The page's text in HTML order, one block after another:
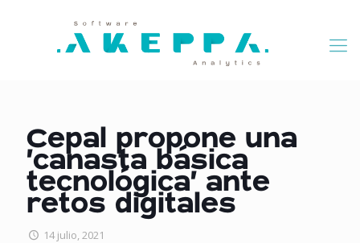
Cepal propone una
‘canasta básica
tecnológica’ ante
retos digitales
14 julio, 2021